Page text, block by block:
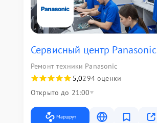
Сервисный центр Panasonic
Ремонт техники Panasonic
5,0294 оценки
Открыто до 21:00
Маршрут